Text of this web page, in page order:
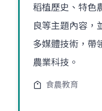
稻植歷史、特色
良等主題內容，
多媒體技術，帶
農業科技。
食農教育